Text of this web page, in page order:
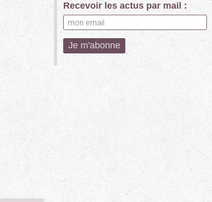
Recevoir les actus par mail :